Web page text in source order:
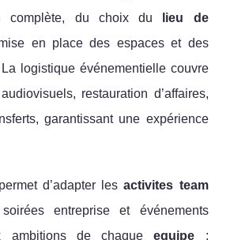
complète, du choix du
lieu de
en place des espaces et des
logistique événementielle couvre
restauration d’affaires,
garantissant une expérience
d’adapter lesactivites team
entreprise et événements
ambitions de chaqueequipe :